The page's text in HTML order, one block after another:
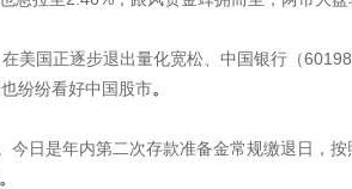
国正逐步退出量化宽松、中国银行（
纷纷看好中国股市。
日是年内第二次存款准备金常规缴退日，
。